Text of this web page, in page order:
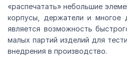
«распечатать» небольшие
корпусы, держатели и многое
является возможность
малых партий изделий для
внедрения в производство.